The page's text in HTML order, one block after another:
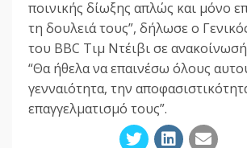
ποινικής δίωξης απλώς και μόνο
τη δουλειά τους”, δήλωσε ο
του BBC Τιμ Ντέιβι σε
“Θα ήθελα να επαινέσω όλους
γενναιότητα, την
επαγγελματισμό τους”.